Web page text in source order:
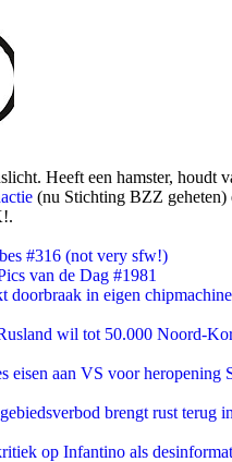
Heeft een hamster, houdt
(nu Stichting BZZ geheten)
#316 (not very sfw!)
van de Dag #1981
doorbraak in eigen
wil tot 50.000 Noord-
eisen aan VS voor heropening
brengt rust terug
op Infantino als